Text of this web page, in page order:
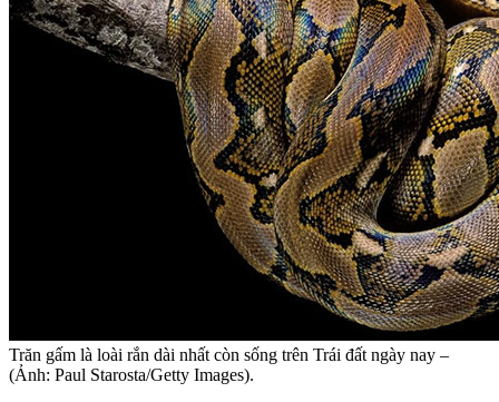
Trăn gấm là loài rắn dài nhất còn sống trên Trái đất ngày nay –
(Ảnh: Paul Starosta/Getty Images).